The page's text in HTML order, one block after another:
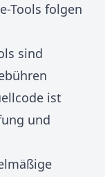
Tools folgen
sind
ist
und